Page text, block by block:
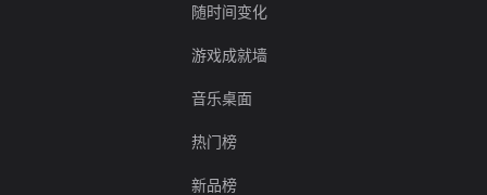
随时间变化
游戏成就墙
音乐桌面
热门榜
新品榜